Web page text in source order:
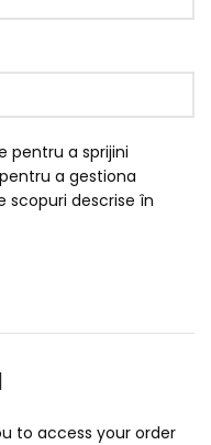
pentru a sprijini
a gestiona
scopuri descrise în
to access your order